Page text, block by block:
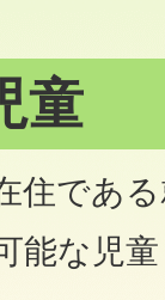
童
住であ
能な児童